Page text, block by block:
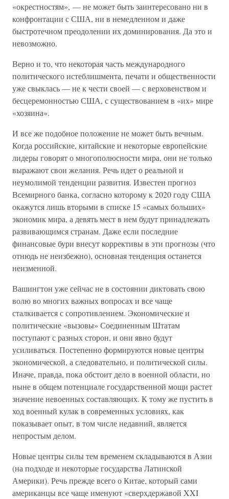
«окрестностям», — не может быть заинтересовано ни в
конфронтации с США, ни в немедленном и даже
быстротечном преодолении их доминирования. Да это и
невозможно.
Верно и то, что некоторая часть международного
политического истеблишмента, печати и общественности
уже свыклась — не к чести своей — с верховенством и
бесцеремонностью США, с существованием в «их» мире
«хозяина».
И все же подобное положение не может быть вечным.
Когда российские, китайские и некоторые европейские
лидеры говорят о многополюсности мира, они не только
выражают свои желания. Речь идет о реальной и
неумолимой тенденции развития. Известен прогноз
Всемирного банка, согласно которому к 2020 году США
окажутся лишь вторыми в списке 15 «самых больших»
экономик мира, а девять мест в нем будут принадлежать
развивающимся странам. Даже если последние
финансовые бури внесут коррективы в эти прогнозы (что
отнюдь не неизбежно), основная тенденция останется
неизменной.
Вашингтон уже сейчас не в состоянии диктовать свою
волю во многих важных вопросах и все чаще
сталкивается с сопротивлением. Экономические и
политические «вызовы» Соединенным Штатам
поступают с разных сторон, и они явно будут
усиливаться. Постепенно формируются новые центры
экономической, а следовательно, и политической силы.
Иначе, правда, пока обстоит дело в военной области, но
ныне в общем потенциале государственной мощи растет
значение невоенных составляющих. К тому же пустить в
ход военный кулак в современных условиях, как
показывает опыт, в том числе недавний, является
непростым делом.
Новые центры силы тем временем складываются в Азии
(на подходе и некоторые государства Латинской
Америки). Речь прежде всего о Китае, который сами
американцы все чаще именуют «сверхдержавой XXI